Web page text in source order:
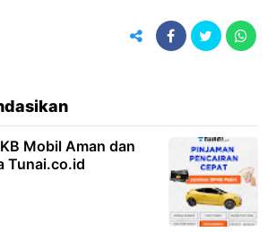
Mobil Aman dan
Tunai.co.id